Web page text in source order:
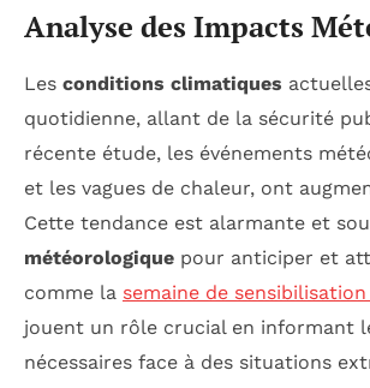
Analyse des Impacts
Les conditions climatiques
quotidienne, allant de la sécurité
récente étude, les événements
et les vagues de chaleur, ont
Cette tendance est alarmante et
météorologique pour anticiper et
comme la semaine de
jouent un rôle crucial en informant
nécessaires face à des situations